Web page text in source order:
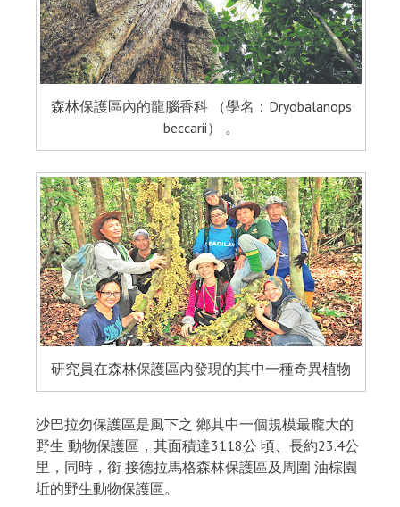
森林保護區內的龍腦香科 （學名：Dryobalanops
beccarii） 。
研究員在森林保護區內發現的其中一種奇異植物
沙巴拉勿保護區是風下之 鄉其中一個規模最龐大的
野生 動物保護區，其面積達3118公 頃、長約23.4公
里，同時，銜 接德拉馬格森林保護區及周圍 油棕園
坵的野生動物保護區。